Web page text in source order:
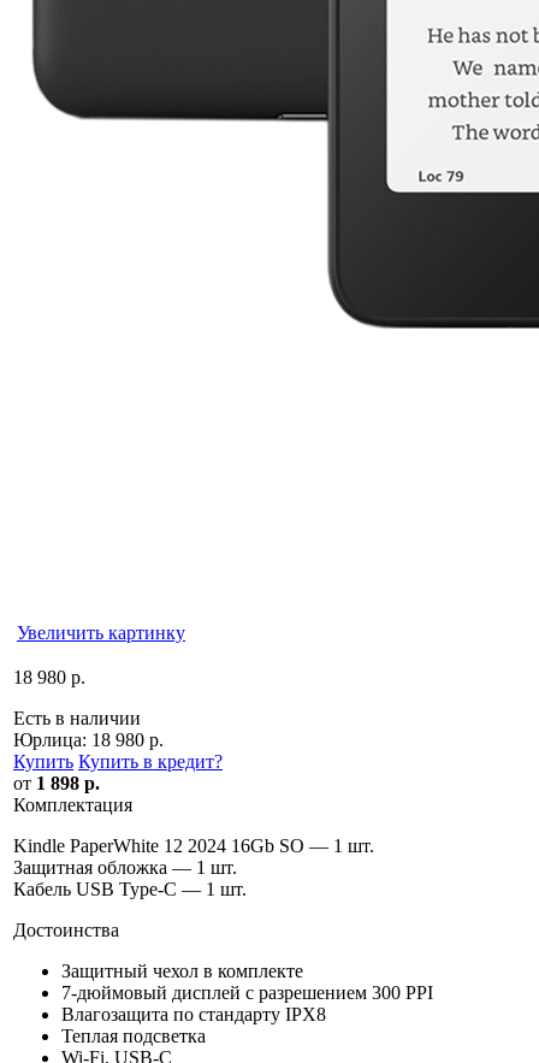
Увеличить картинку
18 980 р.
Есть в наличии
Юрлица: 18 980 р.
Купить Купить в кредит?
от 1 898 р.
Комплектация
Kindle PaperWhite 12 2024 16Gb SO — 1 шт.
Защитная обложка — 1 шт.
Кабель USB Type-C — 1 шт.
Достоинства
Защитный чехол в комплекте
7-дюймовый дисплей с разрешением 300 PPI
Влагозащита по стандарту IPX8
Теплая подсветка
Wi-Fi, USB-C